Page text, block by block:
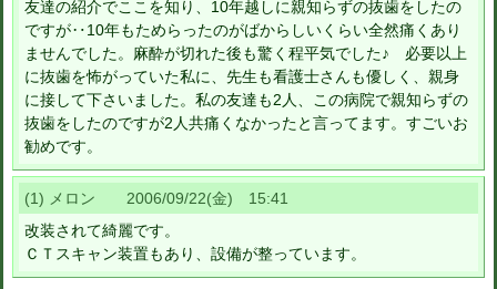
友達の紹介でここを知り、10年越しに親知らずの抜歯をしたの
ですが‥10年もためらったのがばからしいくらい全然痛くあり
ませんでした。麻酔が切れた後も驚く程平気でした♪ 必要以上
に抜歯を怖がっていた私に、先生も看護士さんも優しく、親身
に接して下さいました。私の友達も2人、この病院で親知らずの
抜歯をしたのですが2人共痛くなかったと言ってます。すごいお
勧めです。
(1) メロン 2006/09/22(金) 15:41
改装されて綺麗です。
ＣＴスキャン装置もあり、設備が整っています。